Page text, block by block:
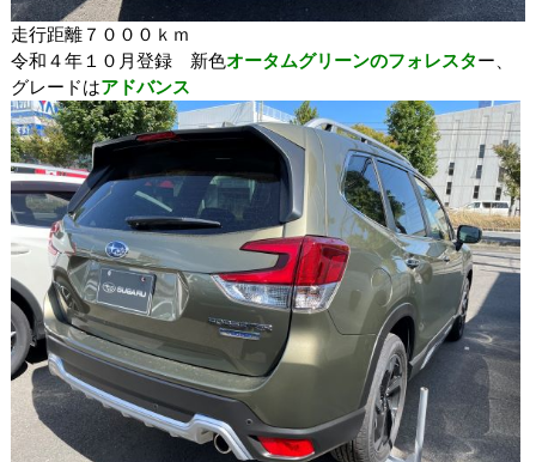
走行距離７０００ｋｍ
令和４年１０月登録 新色オータムグリーンのフォレスター、
グレードはアドバンス